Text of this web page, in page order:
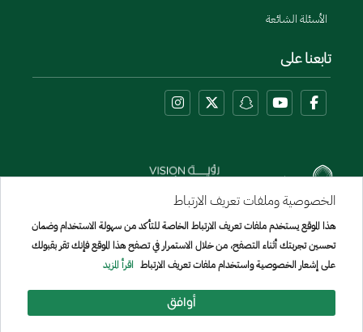
الأسئلة الشائعة
تابعنا على
Menu Copyright
خريطة الموقع
تم تطويره وصيانته بواسطة [الإدارة العامة لتقنيه المعلومات]
تاريخ آخر تعديل:27/07/2026
الخصوصية وملفات تعريف الارتباط
هذا الموقع يستخدم ملفات تعريف الارتباط الخاصة للتأكد من سهولة الاستخدام وضمان
تحسين تجربتك أثناء التصفح، من خلال الاستمرار في تصفح هذا الموقع فإنك تقر بقبولك
على إشعار الخصوصية واستخدام ملفات تعريف الارتباط اقرأ المزيد
أوافق